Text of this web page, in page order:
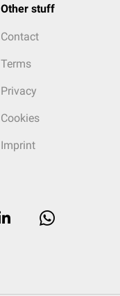
Other stuff
Contact
Terms
Privacy
Cookies
Imprint